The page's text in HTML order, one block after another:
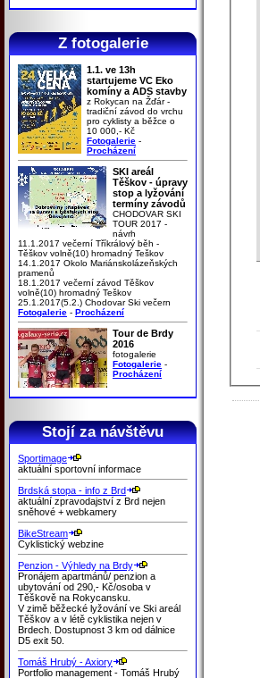
Z fotogalerie
1.1. ve 13h
startujeme VC Eko
komíny a ADS stavby
z Rokycan na Žďár -
tradiční závod do vrchu
pro cyklisty a běžce o
10 000,- Kč
Fotogalerie -
Procházení
SKI areál
Těškov - úpravy
stop a lyžování
termíny závodů
CHODOVAR SKI
TOUR 2017 -
návrh
11.1.2017 večerní Tříkrálový běh -
Těškov volně(10) hromadný Teškov
14.1.2017 Okolo Mariánskolázeňských
pramenů
18.1.2017 večerní závod Těškov
volně(10) hromadný Teškov
25.1.2017(5.2.) Chodovar Ski večern
Fotogalerie - Procházení
Tour de Brdy
2016
fotogalerie
Fotogalerie -
Procházení
Stojí za návštěvu
Sportimage
aktuální sportovní informace
Brdská stopa - info z Brd
aktuální zpravodajství z Brd nejen
sněhové + webkamery
BikeStream
Cyklistický webzine
Penzion - Výhledy na Brdy
Pronájem apartmánů/ penzion a
ubytování od 290,- Kč/osoba v
Těškově na Rokycansku.
V zimě běžecké lyžování ve Ski areál
Těškov a v létě cyklistika nejen v
Brdech. Dostupnost 3 km od dálnice
D5 exit 50.
Tomáš Hrubý - Axiory
Portfolio management - Tomáš Hrubý